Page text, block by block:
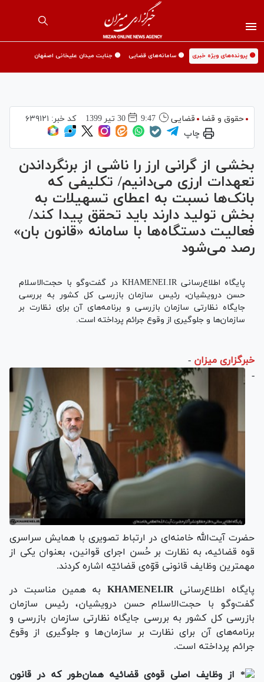
🟡 پرونده‌های ویژه خبری 🟡 سامانه‌های قضایی 🟡 جنایت میدان علیخانی اصفهان
حقوق و قضا قضایی 9:47 30 تير 1399 کد خبر: ۶۳۹۱۲۱
چاپ
بخشی از گرانی ارز را ناشی از برنگرداندن
تعهدات ارزی می‌دانیم/ تکلیفی که
بانک‌ها نسبت به اعطای تسهیلات به
بخش تولید دارند باید تحقق پیدا کند/
فعالیت دستگاه‌ها با سامانه «قانون بان»
رصد می‌شود
پایگاه اطلاع‌رسانی KHAMENEI.IR در گفت‌وگو با حجت‌الاسلام
حسن درویشیان، رئیس سازمان بازرسی کل کشور به بررسی
جایگاه نظارتی سازمان بازرسی و برنامه‌های آن برای نظارت بر
سازمان‌ها و جلوگیری از وقوع جرائم پرداخته است.
خبرگزاری میزان -
-
حضرت آیت‌الله خامنه‌ای در ارتباط تصویری با همایش سراسری
قوه قضائیه، به نظارت بر حُسن اجرای قوانین، بعنوان یکی از
مهمترین وظایف قانونی قوّه‌ی قضائیّه اشاره کردند.
پایگاه اطلاع‌رسانیKHAMENEI.IR به همین مناسبت در
گفت‌وگو با حجت‌الاسلام حسن درویشیان، رئیس سازمان
بازرسی کل کشور به بررسی جایگاه نظارتی سازمان بازرسی و
برنامه‌های آن برای نظارت بر سازمان‌ها و جلوگیری از وقوع
جرائم پرداخته است.
از وظایف اصلی قوه‌ی قضائیه همان‌طور که در قانون